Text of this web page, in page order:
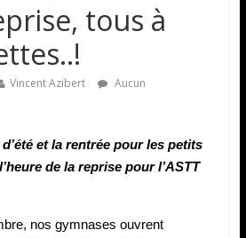
tous à
Vincent Azibert
Aucun
et la rentrée pour les petits
de la reprise pour l’ASTT
nos gymnases ouvrent